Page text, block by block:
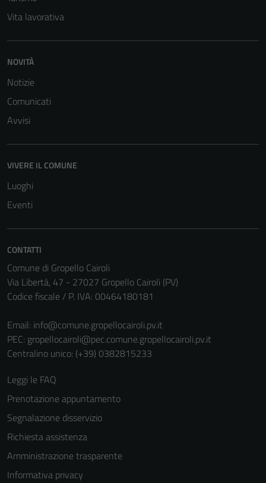
Vita lavorativa
NOVITÀ
Notizie
Comunicati
Avvisi
VIVERE IL COMUNE
Luoghi
Eventi
CONTATTI
Comune di Gropello Cairoli
Via Libertà, 47 - 27027 Gropello Cairoli (PV)
Codice fiscale / P. IVA: 00464180181
Email: info@comune.gropellocairoli.pv.it
PEC: gropellocairoli@pec.comune.gropellocairoli.pv.it
Centralino unico: (+39) 0382815233
Leggi le FAQ
Prenotazione appuntamento
Segnalazione disservizio
Richiesta assistenza
Amministrazione trasparente
Informativa privacy
del sito e non
disabilitati.
Questi cookie